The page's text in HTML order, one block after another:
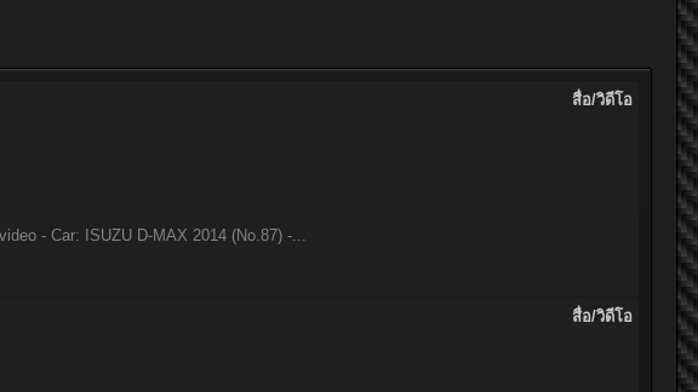
สื่อ/วิดีโอ
- Car: ISUZU D-MAX 2014 (No.87) -...
สื่อ/วิดีโอ